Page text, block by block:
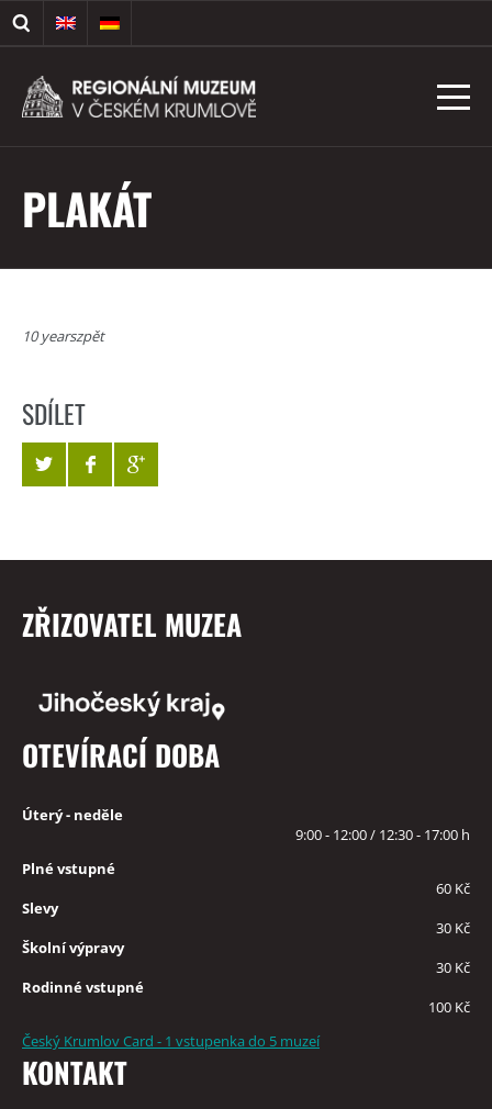
PLAKÁT
10 yearszpět
SDÍLET
ZŘIZOVATEL MUZEA
OTEVÍRACÍ DOBA
Úterý - neděle
9:00 - 12:00 / 12:30 - 17:00 h
Plné vstupné
60 Kč
Slevy
30 Kč
Školní výpravy
30 Kč
Rodinné vstupné
100 Kč
Český Krumlov Card - 1 vstupenka do 5 muzeí
KONTAKT